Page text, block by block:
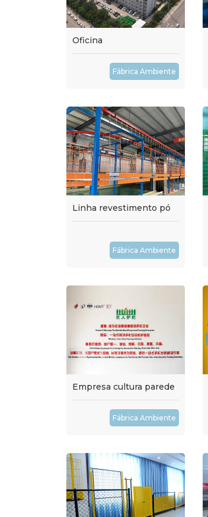
Oficina
Fábrica Ambiente
Linha revestimento pó
Fábrica Ambiente
Empresa cultura parede
Fábrica Ambiente